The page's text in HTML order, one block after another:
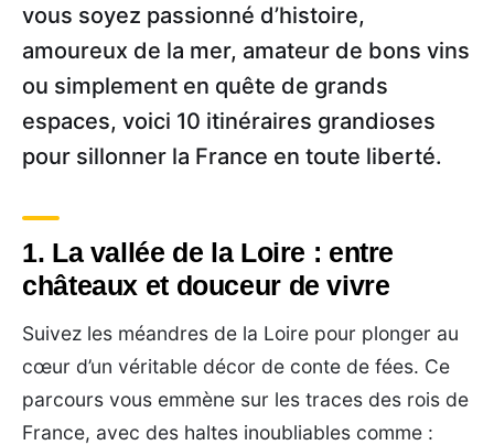
vous soyez passionné d’histoire,
amoureux de la mer, amateur de bons vins
ou simplement en quête de grands
espaces, voici 10 itinéraires grandioses
pour sillonner la France en toute liberté.
1. La vallée de la Loire : entre
châteaux et douceur de vivre
Suivez les méandres de la Loire pour plonger au
cœur d’un véritable décor de conte de fées. Ce
parcours vous emmène sur les traces des rois de
France, avec des haltes inoubliables comme :